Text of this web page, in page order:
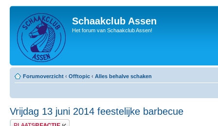
Schaakclub Assen
Het forum van Schaakclub Assen!
Forumoverzicht ‹ Offtopic ‹ Alles behalve schaken
Vrijdag 13 juni 2014 feestelijke barbecue
Plaats een reactie